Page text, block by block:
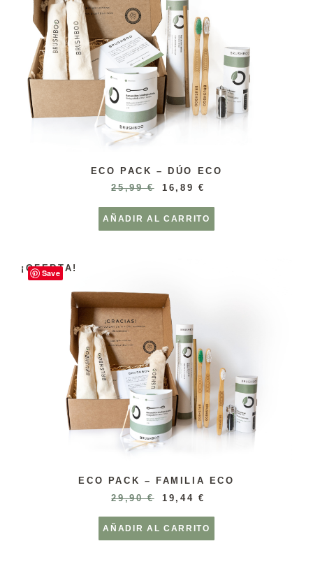
ECO PACK – DÚO ECO
25,99€ 16,89 €
AÑADIR AL CARRITO
Save
¡OFERTA!
ECO PACK – FAMILIA ECO
29,90€ 19,44 €
AÑADIR AL CARRITO